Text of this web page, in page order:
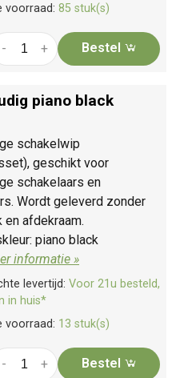
voorraad: 85 stuk(s)
+
- Bestel
piano black
schakelwip
geschikt voor
schakelaars en
Wordt geleverd zonder
en afdekraam.
piano black
informatie »
levertijd: Voor 21u besteld,
in huis*
voorraad: 13 stuk(s)
+
- Bestel